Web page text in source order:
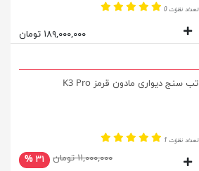
تعداد نظرات 0
۱۸۹,۰۰۰,۰۰۰ تومان
تب سنج دیواری مادون قرمز K3 Pro
تعداد نظرات 1
۱۱,۰۰۰,۰۰۰ تومان
۳۱ %